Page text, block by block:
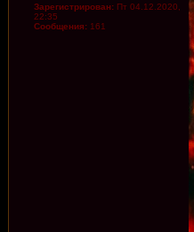
Зарегистрирован: Пт 04.12.2020,
22:35
Сообщения: 161